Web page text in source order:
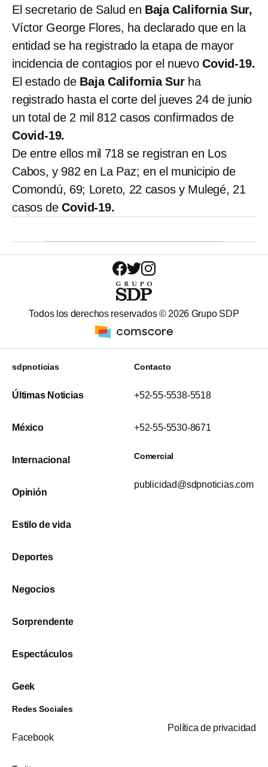
El secretario de Salud en Baja California Sur,
Víctor George Flores, ha declarado que en la
entidad se ha registrado la etapa de mayor
incidencia de contagios por el nuevoCovid-19.
El estado de Baja California Sur ha
registrado hasta el corte del jueves 24 de junio
un total de 2 mil 812 casos confirmados de
Covid-19.
De entre ellos mil 718 se registran en Los
Cabos, y 982 en La Paz; en el municipio de
Comondú, 69; Loreto, 22 casos y Mulegé, 21
casos deCovid-19.
Todos los derechos reservados © 2026 Grupo SDP
sdpnoticias
Últimas Noticias
México
Internacional
Opinión
Estilo de vida
Deportes
Negocios
Sorprendente
Espectáculos
Geek
Contacto
+52-55-5538-5518
+52-55-5530-8671
Comercial
publicidad@sdpnoticias.com
Redes Sociales
Facebook
Política de privacidad